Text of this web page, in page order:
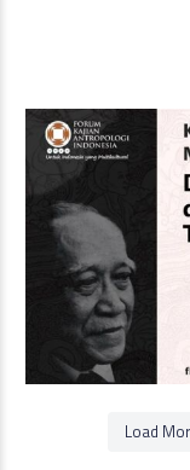
Load